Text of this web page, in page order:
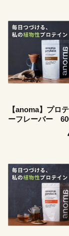
【anoma】プロ
ーフレーバー
筋肉 美容 植物性
タンパク質 サプ
持 伊豆